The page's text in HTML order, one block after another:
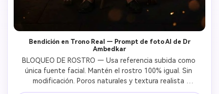
Bendición en Trono Real — Prompt de foto AI de Dr
Ambedkar
BLOQUEO DE ROSTRO — Usa referencia subida como
única fuente facial. Mantén el rostro 100% igual. Sin
modificación. Poros naturales y textura realista
preservados.DR. BABASAHEB AMBEDKAR — De pie detrás